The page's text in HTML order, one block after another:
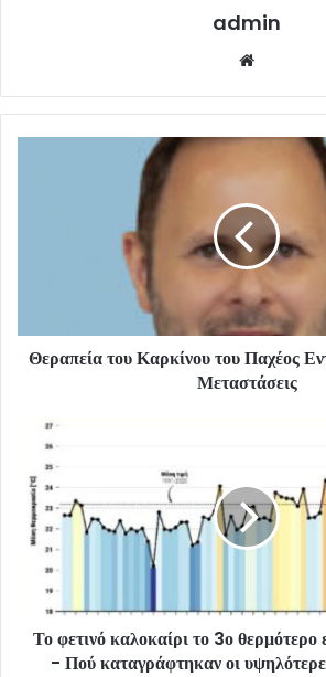
admin
Θεραπεία του Καρκίνου του Παχέος
Μεταστάσεις
Το φετινό καλοκαίρι το 3ο
- Πού καταγράφτηκαν οι